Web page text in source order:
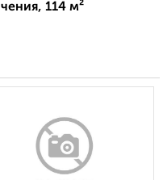
114 м²